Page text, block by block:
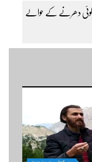
دھرنے کے حوالے